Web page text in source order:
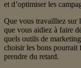
et d’optimiser les
Que vous travailliez sur
que vous aidiez à faire
quels outils de
choisir les bons pourrait
prendre du retard.